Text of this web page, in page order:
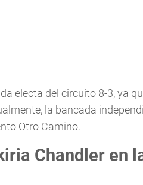
electa del circuito 8-3, ya
la bancada
Otro Camino.
Chandler en